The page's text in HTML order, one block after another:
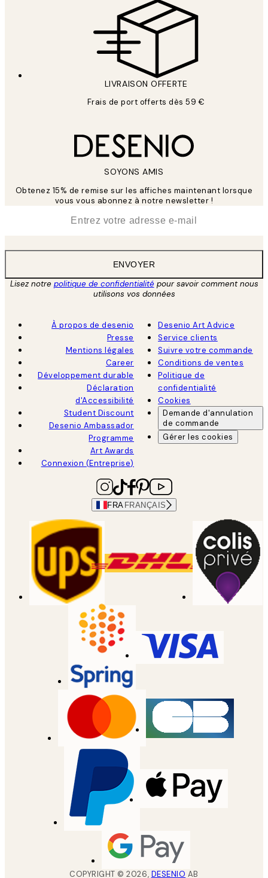
LIVRAISON OFFERTE
Frais de port offerts dès 59 €
SOYONS AMIS
Obtenez 15% de remise sur les affiches maintenant lorsque
vous vous abonnez à notre newsletter !
ENVOYER
Lisez notre politique de confidentialitépour savoir comment nous
utilisons vos données
À propos de desenio
Presse
Mentions légales
Career
Développement durable
Déclaration
d'Accessibilité
Student Discount
Desenio Ambassador
Programme
Art Awards
Connexion (Entreprise)
Desenio Art Advice
Service clients
Suivre votre commande
Conditions de ventes
Politique de
confidentialité
Cookies
Demande d'annulation
de commande
Gérer les cookies
FRA FRANÇAIS
COPYRIGHT ©2026, DESENIO AB